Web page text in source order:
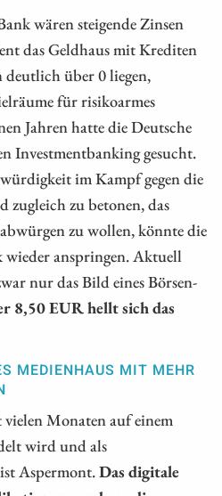
wären steigende Zinsen
das Geldhaus mit Krediten
über 0 liegen,
für risikoarmes
Jahren hatte die Deutsche
Investmentbanking gesucht.
im Kampf gegen die
zu betonen, das
zu wollen, könnte die
anspringen. Aktuell
nur das Bild eines Börsen-
8,50 EUR hellt sich das
MEDIENHAUS MIT MEHR
Monaten auf einem
wird und als
Aspermont.Das digitale